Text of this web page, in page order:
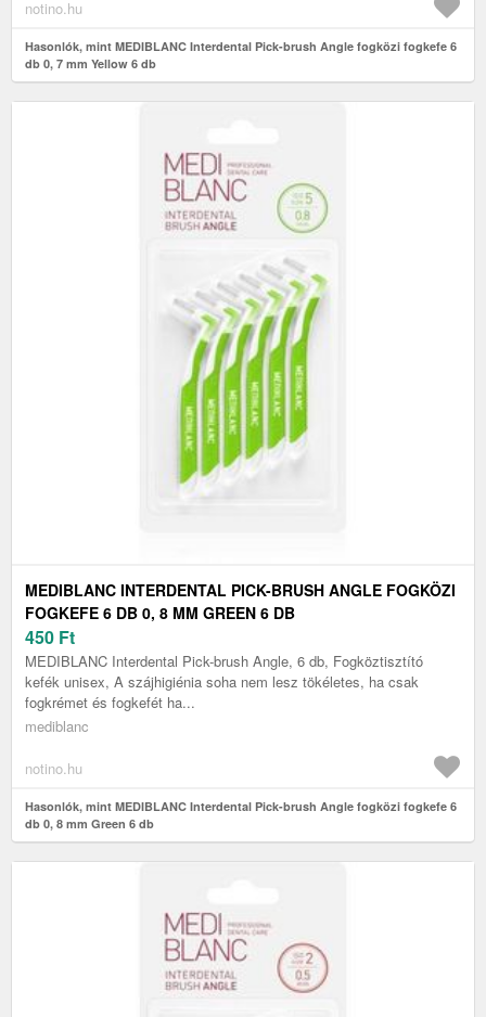
notino.hu
Hasonlók, mint MEDIBLANC Interdental Pick-brush Angle fogközi fogkefe 6
db 0, 7 mm Yellow 6 db
MEDIBLANC INTERDENTAL PICK-BRUSH ANGLE FOGKÖZI
FOGKEFE 6 DB 0, 8 MM GREEN 6 DB
450 Ft
MEDIBLANC Interdental Pick-brush Angle, 6 db, Fogköztisztító
kefék unisex, A szájhigiénia soha nem lesz tökéletes, ha csak
fogkrémet és fogkefét ha...
mediblanc
notino.hu
Hasonlók, mint MEDIBLANC Interdental Pick-brush Angle fogközi fogkefe 6
db 0, 8 mm Green 6 db